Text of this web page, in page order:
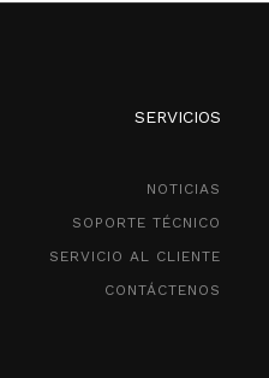
SERVICIOS
NOTICIAS
SOPORTE TÉCNICO
SERVICIO AL CLIENTE
CONTÁCTENOS